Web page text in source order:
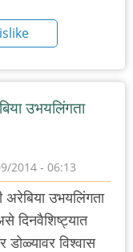
उभयलिंगता
2014 - 06:13
अरेबिया उभयलिंगता
दिनवैशिष्ट्यात
विश्वास